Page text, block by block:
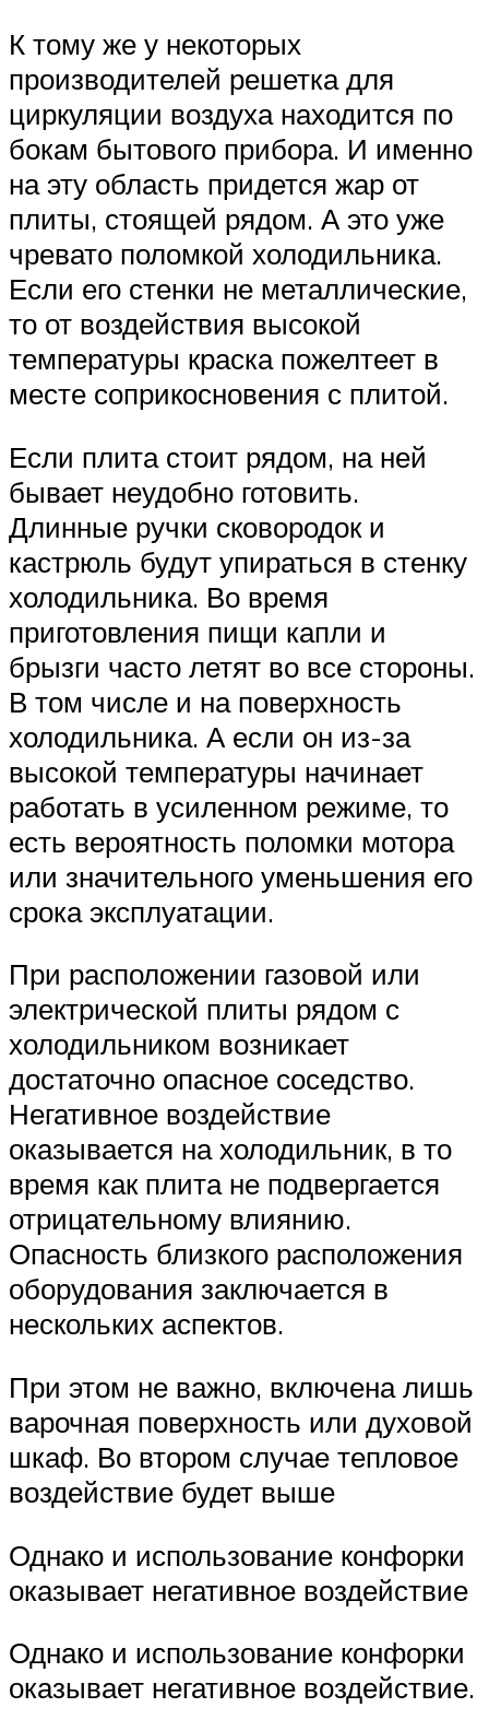
К тому же у некоторых
производителей решетка для
циркуляции воздуха находится по
бокам бытового прибора. И именно
на эту область придется жар от
плиты, стоящей рядом. А это уже
чревато поломкой холодильника.
Если его стенки не металлические,
то от воздействия высокой
температуры краска пожелтеет в
месте соприкосновения с плитой.
Если плита стоит рядом, на ней
бывает неудобно готовить.
Длинные ручки сковородок и
кастрюль будут упираться в стенку
холодильника. Во время
приготовления пищи капли и
брызги часто летят во все стороны.
В том числе и на поверхность
холодильника. А если он из-за
высокой температуры начинает
работать в усиленном режиме, то
есть вероятность поломки мотора
или значительного уменьшения его
срока эксплуатации.
При расположении газовой или
электрической плиты рядом с
холодильником возникает
достаточно опасное соседство.
Негативное воздействие
оказывается на холодильник, в то
время как плита не подвергается
отрицательному влиянию.
Опасность близкого расположения
оборудования заключается в
нескольких аспектов.
При этом не важно, включена лишь
варочная поверхность или духовой
шкаф. Во втором случае тепловое
воздействие будет выше
Однако и использование конфорки
оказывает негативное воздействие
Однако и использование конфорки
оказывает негативное воздействие.